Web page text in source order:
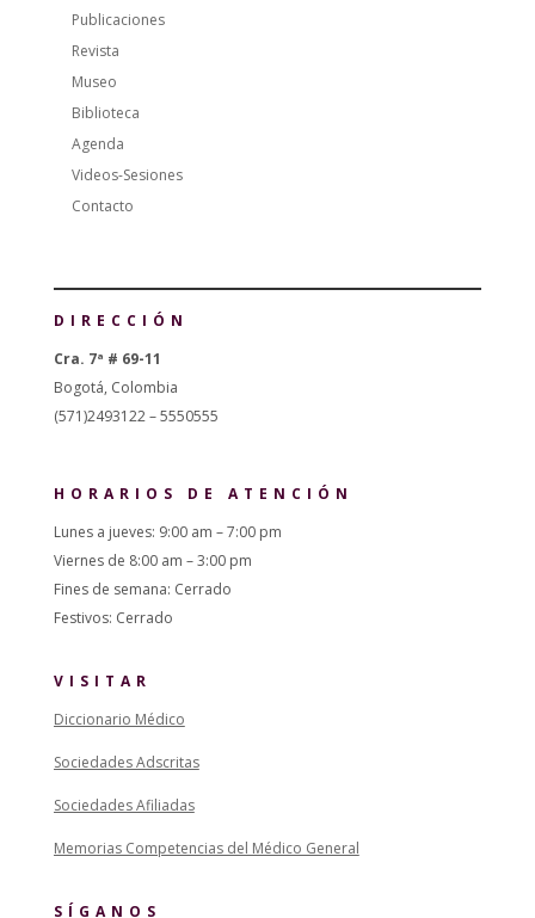
Publicaciones
Revista
Museo
Biblioteca
Agenda
Videos-Sesiones
Contacto
DIRECCIÓN
Cra. 7ª # 69-11
Bogotá, Colombia
(571)2493122 – 5550555
HORARIOS DE ATENCIÓN
Lunes a jueves: 9:00 am – 7:00 pm
Viernes de 8:00 am – 3:00 pm
Fines de semana: Cerrado
Festivos: Cerrado
VISITAR
Diccionario Médico
Sociedades Adscritas
Sociedades Afiliadas
Memorias Competencias del Médico General
SÍGANOS